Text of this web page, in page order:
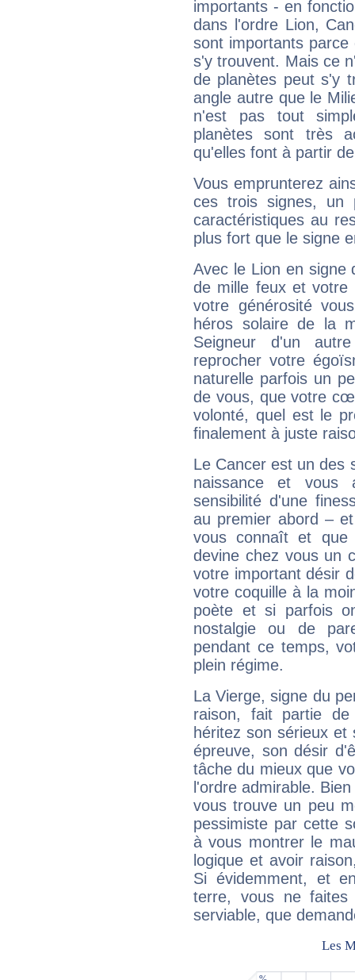
importants - en
dans l'ordre Lion,
sont importants parce
s'y trouvent. Mais ce
de planètes peut s'y
angle autre que le
n'est pas tout
planètes sont très
qu'elles font à partir
Vous emprunterez
ces trois signes, un
caractéristiques au
plus fort que le signe
Avec le Lion en signe
de mille feux et votre
votre générosité
héros solaire de la
Seigneur d'un
reprocher votre
naturelle parfois un
de vous, que votre
volonté, quel est le
finalement à juste
Le Cancer est un des
naissance et vous
sensibilité d'une
au premier abord –
vous connaît et
devine chez vous un
votre important désir
votre coquille à la
poète et si parfois
nostalgie ou de
pendant ce temps,
plein régime.
La Vierge, signe du
raison, fait partie
héritez son sérieux
épreuve, son désir
tâche du mieux que
l'ordre admirable.
vous trouve un peu
pessimiste par cette
à vous montrer le
logique et avoir
Si évidemment, et
terre, vous ne
serviable, que